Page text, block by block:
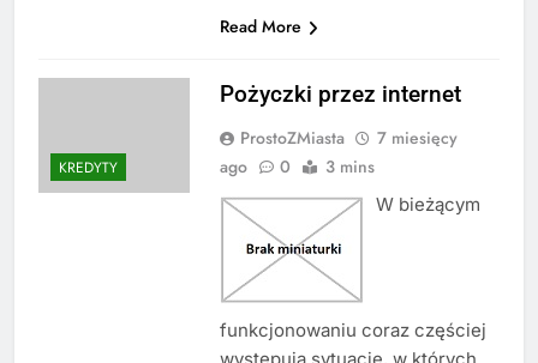
Read More
KREDYTY
Pożyczki przez internet
ProstoZMiasta
7 miesięcy
ago
0 3 mins
W bieżącym
funkcjonowaniu coraz częściej